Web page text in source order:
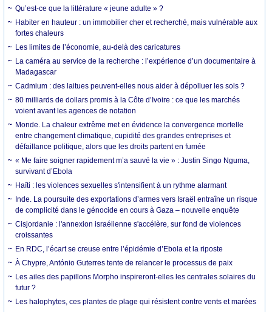
Qu’est-ce que la littérature « jeune adulte » ?
Habiter en hauteur : un immobilier cher et recherché, mais vulnérable aux
fortes chaleurs
Les limites de l’économie, au-delà des caricatures
La caméra au service de la recherche : l’expérience d’un documentaire à
Madagascar
Cadmium : des laitues peuvent-elles nous aider à dépolluer les sols ?
80 milliards de dollars promis à la Côte d’Ivoire : ce que les marchés
voient avant les agences de notation
Monde. La chaleur extrême met en évidence la convergence mortelle
entre changement climatique, cupidité des grandes entreprises et
défaillance politique, alors que les droits partent en fumée
« Me faire soigner rapidement m’a sauvé la vie » : Justin Singo Nguma,
survivant d’Ebola
Haïti : les violences sexuelles s'intensifient à un rythme alarmant
Inde. La poursuite des exportations d’armes vers Israël entraîne un risque
de complicité dans le génocide en cours à Gaza – nouvelle enquête
Cisjordanie : l'annexion israélienne s'accélère, sur fond de violences
croissantes
En RDC, l’écart se creuse entre l’épidémie d’Ebola et la riposte
À Chypre, António Guterres tente de relancer le processus de paix
Les ailes des papillons Morpho inspireront-elles les centrales solaires du
futur ?
Les halophytes, ces plantes de plage qui résistent contre vents et marées